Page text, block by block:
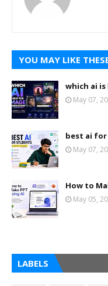
YOU MAY LIKE
which ai
May 07,
best ai
May 07,
How to
May 05,
LABELS